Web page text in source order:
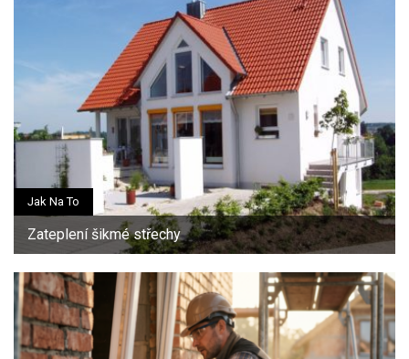
Jak Na To
Zateplení šikmé střechy